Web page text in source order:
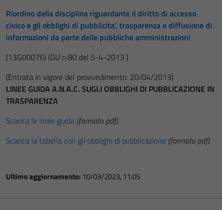
Riordino della disciplina riguardante il diritto di accesso
civico e gli obblighi di pubblicita’, trasparenza e diffusione di
informazioni da parte delle pubbliche amministrazioni
(13G00076) (GU n.80 del 5-4-2013 )
(Entrata in vigore del provvedimento: 20/04/2013)
LINEE GUIDA A.N.A.C. SUGLI OBBLIGHI DI PUBBLICAZIONE IN
TRASPARENZA
Scarica le linee guida (formato pdf)
Scarica la tabella con gli obblighi di pubblicazione (formato pdf)
Ultimo aggiornamento: 10/03/2023, 11:05